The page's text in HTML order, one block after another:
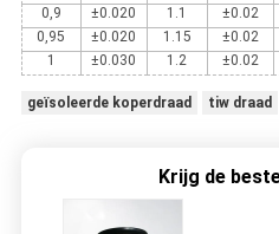
0,9
±0.020 1.1 ±0.02
0,95
±0.020 1.15 ±0.02
1
±0.030 1.2 ±0.02
geïsoleerde koperdraad tiw draad
Krijg de